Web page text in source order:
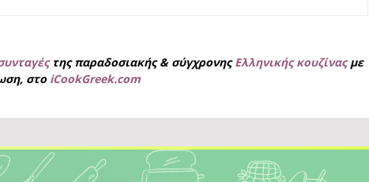
της παραδοσιακής & σύγχρονηςΕλληνικής κουζίναςμε
στο iCookGreek.com